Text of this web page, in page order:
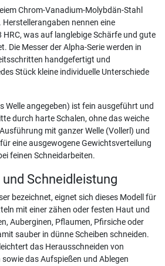
Chrom-Vanadium-Molybdän-Stahl
nennen eine
was auf langlebige Schärfe und gute
Die Messer der Alpha-Serie werden in
handgefertigt und
Stück kleine individuelle Unterschiede
Welle angegeben) ist fein ausgeführt und
durch harte Schalen, ohne das weiche
mit ganzer Welle (Vollerl) und
eine ausgewogene Gewichtsverteilung
feinen Schneidarbeiten.
Schneidleistung
bezeichnet, eignet sich dieses Modell für
mit einer zähen oder festen Haut und
Auberginen, Pflaumen, Pfirsiche oder
sauber in dünne Scheiben schneiden.
das Herausschneiden von
das Aufspießen und Ablegen